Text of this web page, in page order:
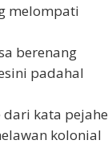
melompati
berenang
padahal
dari kata pejahe
kolonial